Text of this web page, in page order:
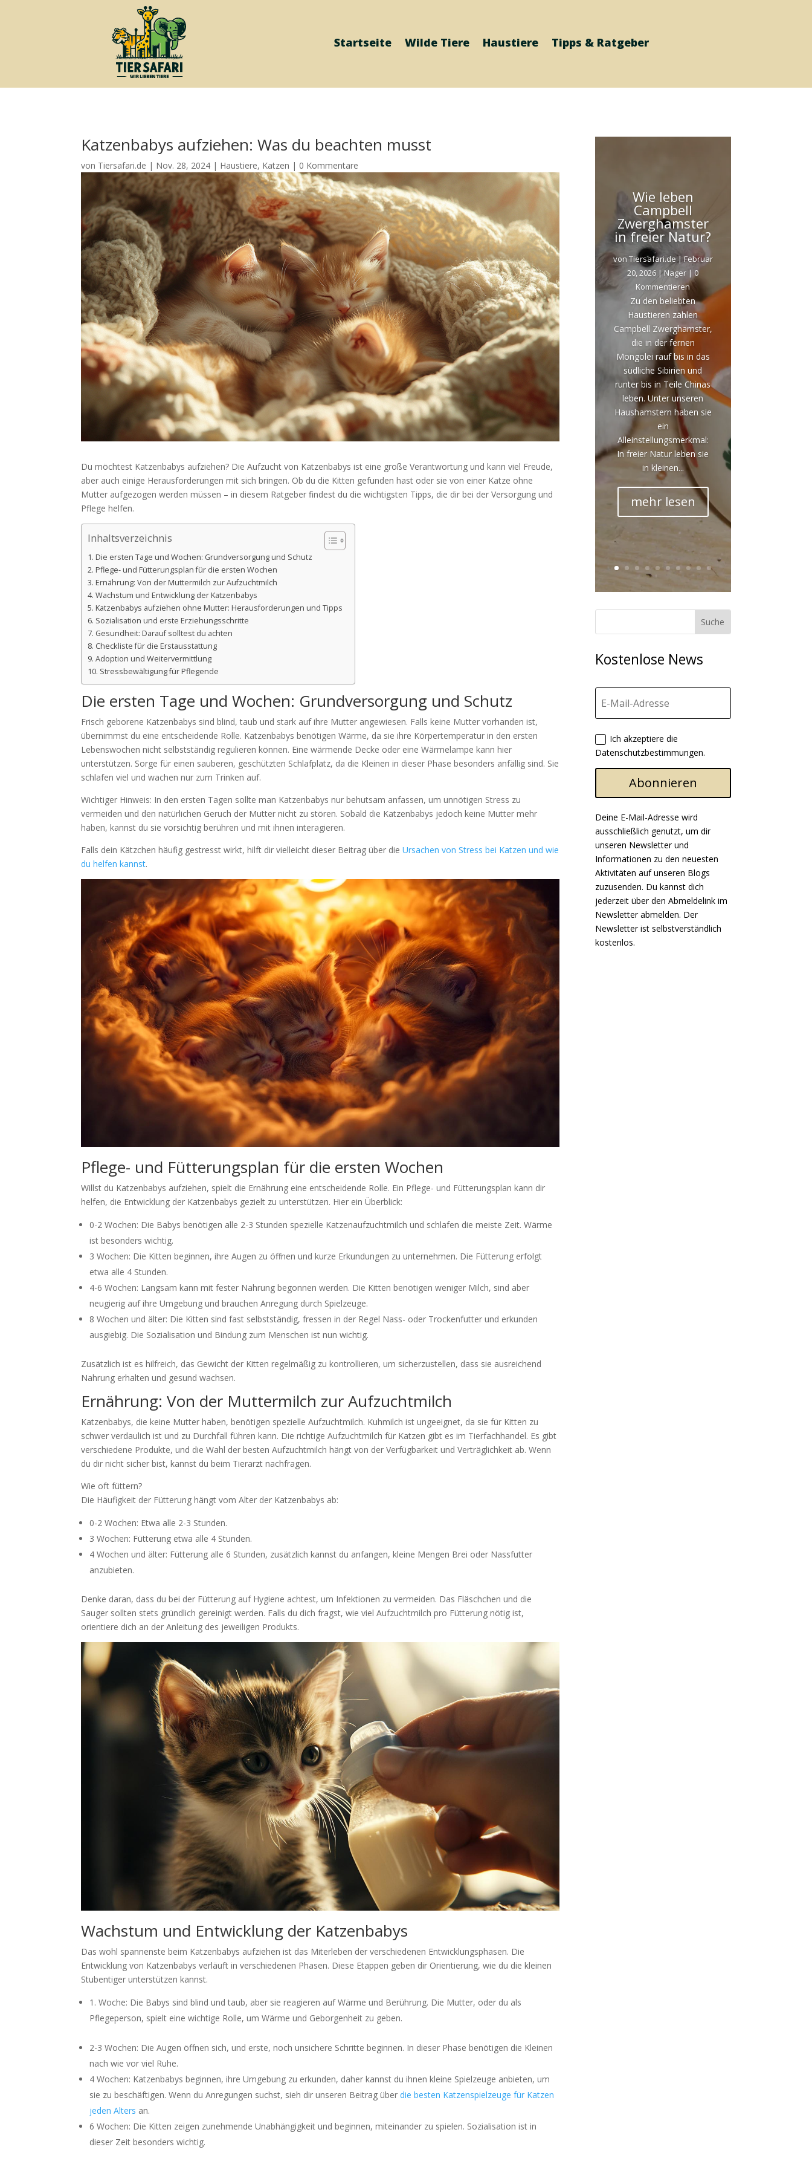
Startseite Wilde Tiere Haustiere Tipps & Ratgeber
Katzenbabys aufziehen: Was du beachten musst
von Tiersafari.de | Nov. 28, 2024 | Haustiere, Katzen | 0 Kommentare
Du möchtest Katzenbabys aufziehen? Die Aufzucht von Katzenbabys ist eine große Verantwortung und kann viel Freude,
aber auch einige Herausforderungen mit sich bringen. Ob du die Kitten gefunden hast oder sie von einer Katze ohne
Mutter aufgezogen werden müssen – in diesem Ratgeber findest du die wichtigsten Tipps, die dir bei der Versorgung und
Pflege helfen.
Inhaltsverzeichnis
Die ersten Tage und Wochen: Grundversorgung und Schutz
Pflege- und Fütterungsplan für die ersten Wochen
Ernährung: Von der Muttermilch zur Aufzuchtmilch
Wachstum und Entwicklung der Katzenbabys
Katzenbabys aufziehen ohne Mutter: Herausforderungen und Tipps
Sozialisation und erste Erziehungsschritte
Gesundheit: Darauf solltest du achten
Checkliste für die Erstausstattung
Adoption und Weitervermittlung
Stressbewältigung für Pflegende
Die ersten Tage und Wochen: Grundversorgung und Schutz
Frisch geborene Katzenbabys sind blind, taub und stark auf ihre Mutter angewiesen. Falls keine Mutter vorhanden ist,
übernimmst du eine entscheidende Rolle. Katzenbabys benötigen Wärme, da sie ihre Körpertemperatur in den ersten
Lebenswochen nicht selbstständig regulieren können. Eine wärmende Decke oder eine Wärmelampe kann hier
unterstützen. Sorge für einen sauberen, geschützten Schlafplatz, da die Kleinen in dieser Phase besonders anfällig sind. Sie
schlafen viel und wachen nur zum Trinken auf.
Wichtiger Hinweis: In den ersten Tagen sollte man Katzenbabys nur behutsam anfassen, um unnötigen Stress zu
vermeiden und den natürlichen Geruch der Mutter nicht zu stören. Sobald die Katzenbabys jedoch keine Mutter mehr
haben, kannst du sie vorsichtig berühren und mit ihnen interagieren.
Falls dein Kätzchen häufig gestresst wirkt, hilft dir vielleicht dieser Beitrag über dieUrsachen von Stress bei Katzen und wie
du helfen kannst.
Pflege- und Fütterungsplan für die ersten Wochen
Willst du Katzenbabys aufziehen, spielt die Ernährung eine entscheidende Rolle. Ein Pflege- und Fütterungsplan kann dir
helfen, die Entwicklung der Katzenbabys gezielt zu unterstützen. Hier ein Überblick:
0-2 Wochen: Die Babys benötigen alle 2-3 Stunden spezielle Katzenaufzuchtmilch und schlafen die meiste Zeit. Wärme
ist besonders wichtig.
3 Wochen: Die Kitten beginnen, ihre Augen zu öffnen und kurze Erkundungen zu unternehmen. Die Fütterung erfolgt
etwa alle 4 Stunden.
4-6 Wochen: Langsam kann mit fester Nahrung begonnen werden. Die Kitten benötigen weniger Milch, sind aber
neugierig auf ihre Umgebung und brauchen Anregung durch Spielzeuge.
8 Wochen und älter: Die Kitten sind fast selbstständig, fressen in der Regel Nass- oder Trockenfutter und erkunden
ausgiebig. Die Sozialisation und Bindung zum Menschen ist nun wichtig.
Zusätzlich ist es hilfreich, das Gewicht der Kitten regelmäßig zu kontrollieren, um sicherzustellen, dass sie ausreichend
Nahrung erhalten und gesund wachsen.
Ernährung: Von der Muttermilch zur Aufzuchtmilch
Katzenbabys, die keine Mutter haben, benötigen spezielle Aufzuchtmilch. Kuhmilch ist ungeeignet, da sie für Kitten zu
schwer verdaulich ist und zu Durchfall führen kann. Die richtige Aufzuchtmilch für Katzen gibt es im Tierfachhandel. Es gibt
verschiedene Produkte, und die Wahl der besten Aufzuchtmilch hängt von der Verfügbarkeit und Verträglichkeit ab. Wenn
du dir nicht sicher bist, kannst du beim Tierarzt nachfragen.
Wie oft füttern?
Die Häufigkeit der Fütterung hängt vom Alter der Katzenbabys ab:
0-2 Wochen: Etwa alle 2-3 Stunden.
3 Wochen: Fütterung etwa alle 4 Stunden.
4 Wochen und älter: Fütterung alle 6 Stunden, zusätzlich kannst du anfangen, kleine Mengen Brei oder Nassfutter
anzubieten.
Denke daran, dass du bei der Fütterung auf Hygiene achtest, um Infektionen zu vermeiden. Das Fläschchen und die
Sauger sollten stets gründlich gereinigt werden. Falls du dich fragst, wie viel Aufzuchtmilch pro Fütterung nötig ist,
orientiere dich an der Anleitung des jeweiligen Produkts.
Wachstum und Entwicklung der Katzenbabys
Das wohl spannenste beim Katzenbabys aufziehen ist das Miterleben der verschiedenen Entwicklungsphasen. Die
Entwicklung von Katzenbabys verläuft in verschiedenen Phasen. Diese Etappen geben dir Orientierung, wie du die kleinen
Stubentiger unterstützen kannst.
Woche: Die Babys sind blind und taub, aber sie reagieren auf Wärme und Berührung. Die Mutter, oder du als
Pflegeperson, spielt eine wichtige Rolle, um Wärme und Geborgenheit zu geben.
2-3 Wochen: Die Augen öffnen sich, und erste, noch unsichere Schritte beginnen. In dieser Phase benötigen die Kleinen
nach wie vor viel Ruhe.
4 Wochen: Katzenbabys beginnen, ihre Umgebung zu erkunden, daher kannst du ihnen kleine Spielzeuge anbieten, um
sie zu beschäftigen. Wenn du Anregungen suchst, sieh dir unseren Beitrag überdie besten Katzenspielzeuge für Katzen
jeden Alters an.
6 Wochen: Die Kitten zeigen zunehmende Unabhängigkeit und beginnen, miteinander zu spielen. Sozialisation ist in
dieser Zeit besonders wichtig.
Wie leben
Campbell
Zwerghamster
in freier Natur?
von Tiersafari.de|Februar
20, 2026 |Nager | 0
Kommentieren
Zu den beliebten
Haustieren zählen
Campbell Zwerghamster,
die in der fernen
Mongolei rauf bis in das
südliche Sibirien und
runter bis in Teile Chinas
leben. Unter unseren
Haushamstern haben sie
ein
Alleinstellungsmerkmal:
In freier Natur leben sie
in kleinen...
mehr lesen
Kostenlose News
Ich akzeptiere die
Datenschutzbestimmungen.
Abonnieren
Deine E-Mail-Adresse wird
ausschließlich genutzt, um dir
unseren Newsletter und
Informationen zu den neuesten
Aktivitäten auf unseren Blogs
zuzusenden. Du kannst dich
jederzeit über den Abmeldelink im
Newsletter abmelden. Der
Newsletter ist selbstverständlich
kostenlos.